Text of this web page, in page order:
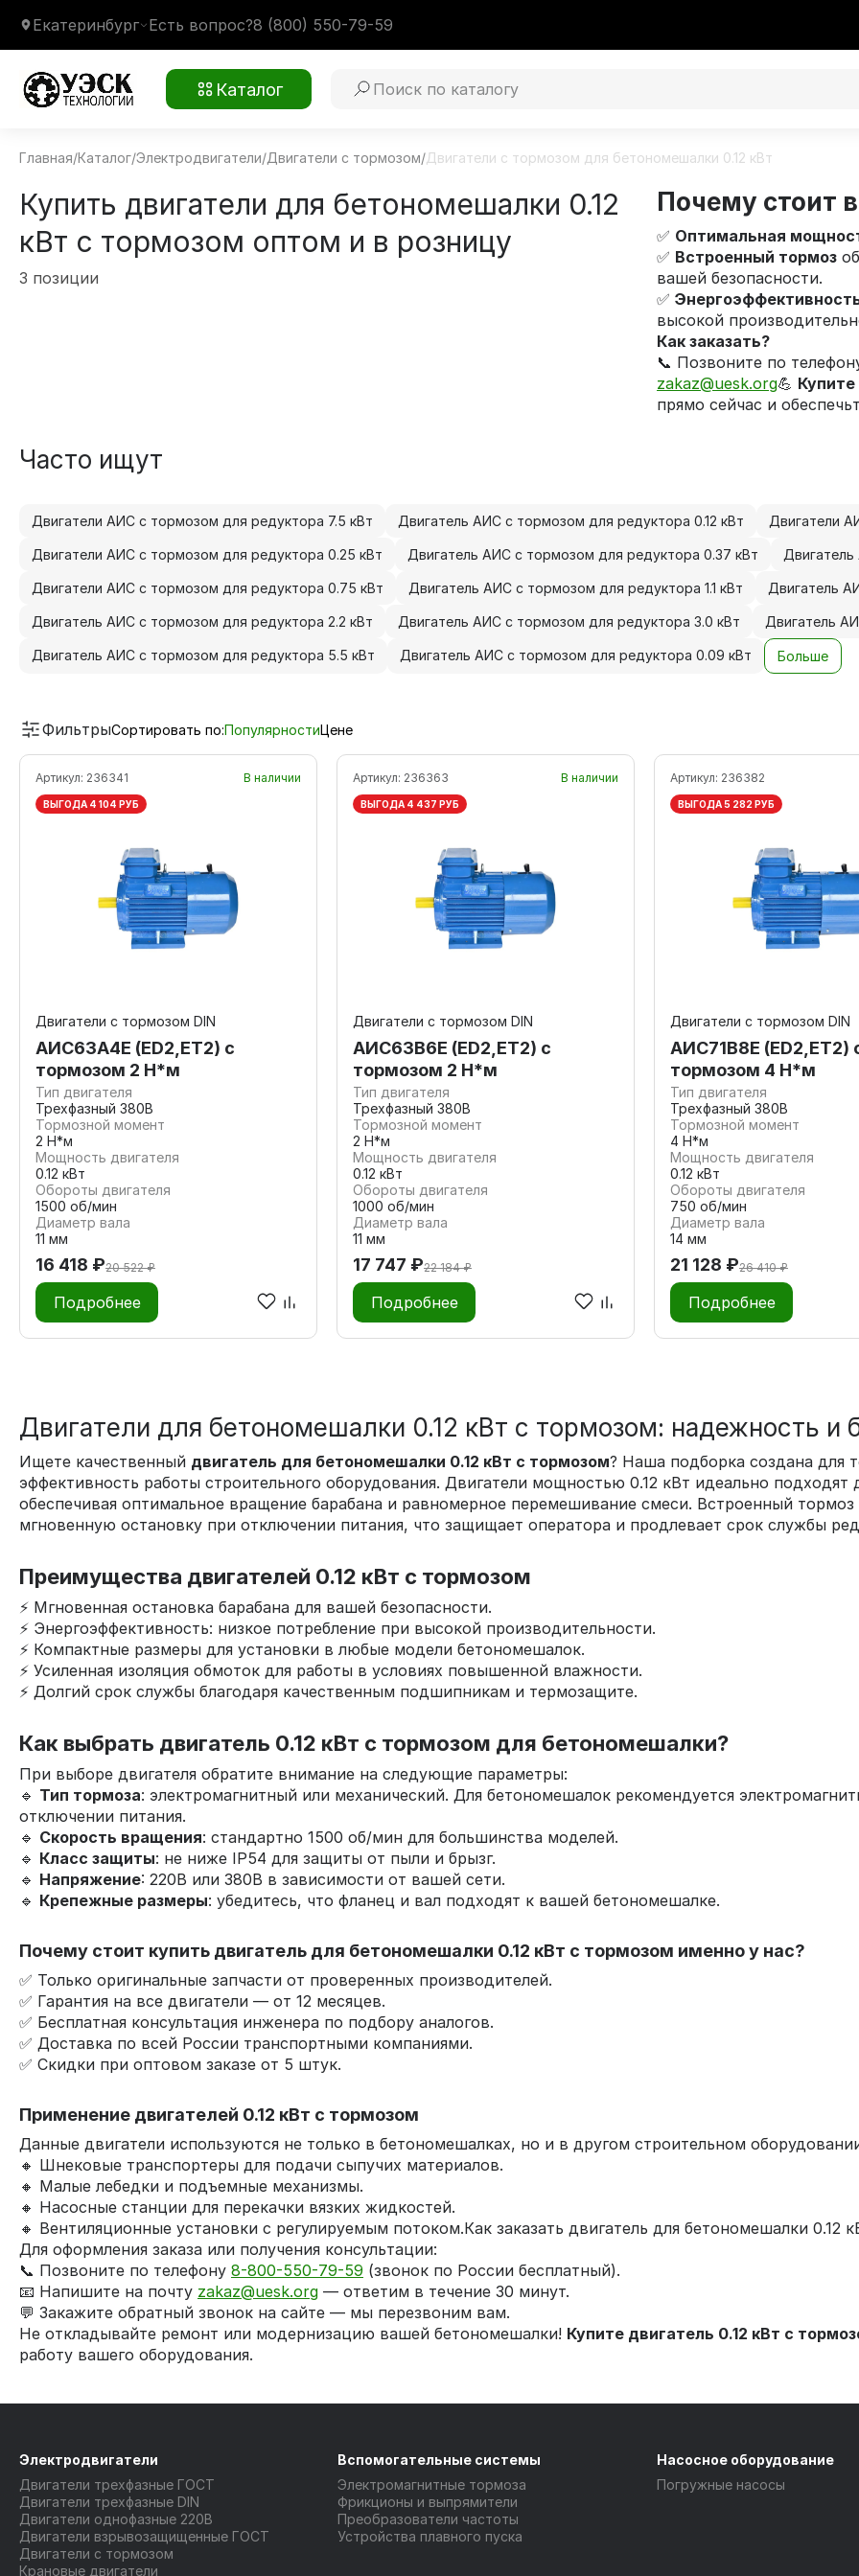
Екатеринбург Есть вопрос?8 (800) 550-79-59
Каталог
Главная/Каталог/Электродвигатели/Двигатели с тормозом/Двигатели с тормозом для бетономешалки 0.12 кВт
Купить двигатели для бетономешалки 0.12
кВт с тормозом оптом и в розницу
3 позиции
Почему стоит
✅ Оптимальная
✅ Встроенный тормоз
вашей безопасности.
✅
высокой
Как заказать?
📞 Позвоните по
zakaz@uesk.org💪 Купите
прямо сейчас и
Часто ищут
Двигатели АИС с тормозом для редуктора 7.5 кВт Двигатель АИС с тормозом для редуктора 0.12 кВт Двигатели
Двигатели АИС с тормозом для редуктора 0.25 кВт Двигатель АИС с тормозом для редуктора 0.37 кВт
Двигатели АИС с тормозом для редуктора 0.75 кВт Двигатель АИС с тормозом для редуктора 1.1 кВт Двигатель
Двигатель АИС с тормозом для редуктора 2.2 кВт Двигатель АИС с тормозом для редуктора 3.0 кВт Двигатель
Двигатель АИС с тормозом для редуктора 5.5 кВт Двигатель АИС с тормозом для редуктора 0.09 кВт Больше
ФильтрыСортировать по:ПопулярностиЦене
Артикул: 236341 В наличии
ВЫГОДА 4 104 РУБ
Двигатели с тормозом DIN
АИС63А4Е (ED2,ET2) с
тормозом 2 Н*м
Тип двигателя
Трехфазный 380В
Тормозной момент
2 Н*м
Мощность двигателя
0.12 кВт
Обороты двигателя
1500 об/мин
Диаметр вала
11 мм
16 418 ₽20 522 ₽
Подробнее
Артикул: 236363 В наличии
ВЫГОДА 4 437 РУБ
Двигатели с тормозом DIN
АИС63В6Е (ED2,ET2) с
тормозом 2 Н*м
Тип двигателя
Трехфазный 380В
Тормозной момент
2 Н*м
Мощность двигателя
0.12 кВт
Обороты двигателя
1000 об/мин
Диаметр вала
11 мм
17 747 ₽22 184 ₽
Подробнее
Артикул: 236382
ВЫГОДА 5 282 РУБ
Двигатели с тормозом DIN
АИС71В8Е (ED2,ET2)
тормозом 4 Н*м
Тип двигателя
Трехфазный 380В
Тормозной момент
4 Н*м
Мощность двигателя
0.12 кВт
Обороты двигателя
750 об/мин
Диаметр вала
14 мм
21 128 ₽26 410 ₽
Подробнее
Двигатели для бетономешалки 0.12 кВт с тормозом: надежность и
Ищете качественный двигатель для бетономешалки 0.12 кВт с тормозом? Наша подборка создана для
эффективность работы строительного оборудования. Двигатели мощностью 0.12 кВт идеально
обеспечивая оптимальное вращение барабана и равномерное перемешивание смеси. Встроенный
мгновенную остановку при отключении питания, что защищает оператора и продлевает срок службы
Преимущества двигателей 0.12 кВт с тормозом
⚡ Мгновенная остановка барабана для вашей безопасности.
⚡ Энергоэффективность: низкое потребление при высокой производительности.
⚡ Компактные размеры для установки в любые модели бетономешалок.
⚡ Усиленная изоляция обмоток для работы в условиях повышенной влажности.
⚡ Долгий срок службы благодаря качественным подшипникам и термозащите.
Как выбрать двигатель 0.12 кВт с тормозом для бетономешалки?
При выборе двигателя обратите внимание на следующие параметры:
🔹 Тип тормоза: электромагнитный или механический. Для бетономешалок рекомендуется
отключении питания.
🔹 Скорость вращения: стандартно 1500 об/мин для большинства моделей.
🔹 Класс защиты: не ниже IP54 для защиты от пыли и брызг.
🔹 Напряжение: 220В или 380В в зависимости от вашей сети.
🔹 Крепежные размеры: убедитесь, что фланец и вал подходят к вашей бетономешалке.
Почему стоит купить двигатель для бетономешалки 0.12 кВт с тормозом именно у нас?
✅ Только оригинальные запчасти от проверенных производителей.
✅ Гарантия на все двигатели — от 12 месяцев.
✅ Бесплатная консультация инженера по подбору аналогов.
✅ Доставка по всей России транспортными компаниями.
✅ Скидки при оптовом заказе от 5 штук.
Применение двигателей 0.12 кВт с тормозом
Данные двигатели используются не только в бетономешалках, но и в другом строительном
🔸 Шнековые транспортеры для подачи сыпучих материалов.
🔸 Малые лебедки и подъемные механизмы.
🔸 Насосные станции для перекачки вязких жидкостей.
🔸 Вентиляционные установки с регулируемым потоком.Как заказать двигатель для бетономешалки 0.12
Для оформления заказа или получения консультации:
📞 Позвоните по телефону 8-800-550-79-59 (звонок по России бесплатный).
📧 Напишите на почту zakaz@uesk.org — ответим в течение 30 минут.
💬 Закажите обратный звонок на сайте — мы перезвоним вам.
Не откладывайте ремонт или модернизацию вашей бетономешалки! Купите двигатель 0.12 кВт с
работу вашего оборудования.
Электродвигатели
Двигатели трехфазные ГОСТ
Двигатели трехфазные DIN
Двигатели однофазные 220В
Двигатели взрывозащищенные ГОСТ
Двигатели с тормозом
Крановые двигатели
Вспомогательные системы
Электромагнитные тормоза
Фрикционы и выпрямители
Преобразователи частоты
Устройства плавного пуска
Насосное оборудование
Погружные насосы